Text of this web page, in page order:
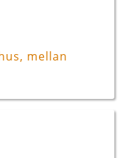
mellan